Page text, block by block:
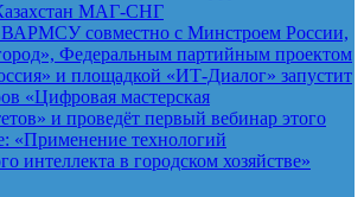
МАГ-СНГ
ВАРМСУ совместно с Минстроем России,
Федеральным партийным проектом
и площадкой «ИТ-Диалог» запустит
«Цифровая мастерская
и проведёт первый вебинар этого
«Применение технологий
интеллекта в городском хозяйстве»